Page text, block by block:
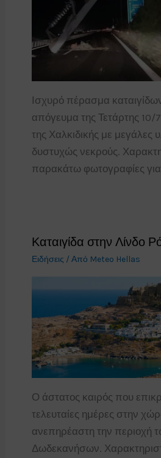
Ισχυρό πέρασμα
απόγευμα της Τετάρτης 10/
της Χαλκιδικής με μεγάλες
δυστυχώς νεκρούς.
παρακάτω φωτογραφίες
Καταιγίδα στην Λίνδο
Ειδήσεις / Από Meteo Hellas
Ο άστατος καιρός που
τελευταίες ημέρες στην
ανεπηρέαστη την περιοχή
Δωδεκανήσων.